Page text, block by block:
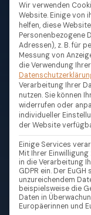
Wir verwenden
Website. Einige von
helfen, diese
Personenbezogene
Adressen), z. B. für
Messung von
die Verwendung
Verarbeitung Ihrer
nutzen. Sie können
widerrufen oder
individueller
der Website
Einige Services
Mit Ihrer
in die Verarbeitung
GDPR ein. Der
unzureichendem
beispielsweise die
Daten in
Europäerinnen und